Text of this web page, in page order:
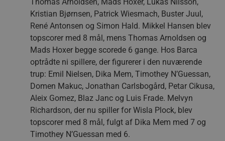
Kristian Bjørnsen, Patrick Wiesmach, Buster Juul,
René Antonsen og Simon Hald. Mikkel Hansen blev
topscorer med 8 mål, mens Thomas Arnoldsen og
Mads Hoxer begge scorede 6 gange. Hos Barca
optrådte ni spillere, der figurerer i den nuværende
trup: Emil Nielsen, Dika Mem, Timothey N’Guessan,
Domen Makuc, Jonathan Carlsbogård, Petar Cikusa,
Aleix Gomez, Blaz Janc og Luis Frade. Melvyn
Richardson, der nu spiller for Wisla Plock, blev
topscorer med 8 mål, fulgt af Dika Mem med 7 og
Timothey N’Guessan med 6.